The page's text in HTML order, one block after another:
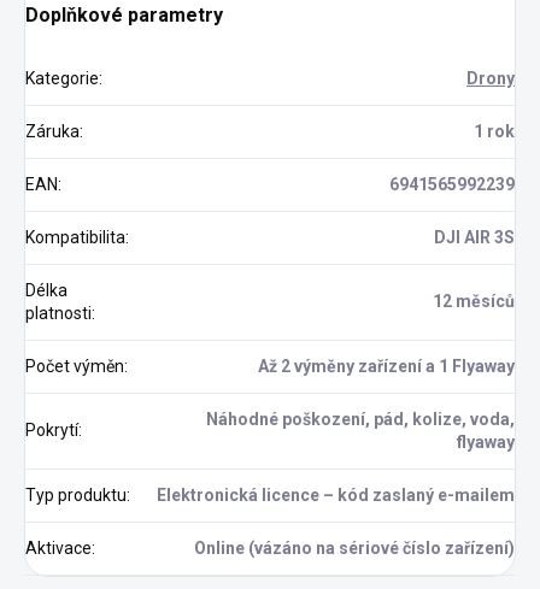
Doplňkové parametry
Kategorie: Drony
Záruka: 1 rok
EAN: 6941565992239
Kompatibilita: DJI AIR 3S
Délka
platnosti:
12 měsíců
Počet výměn: Až 2 výměny zařízení a 1 Flyaway
Pokrytí:
Náhodné poškození, pád, kolize, voda,
flyaway
Typ produktu: Elektronická licence – kód zaslaný e-mailem
Aktivace: Online (vázáno na sériové číslo zařízení)